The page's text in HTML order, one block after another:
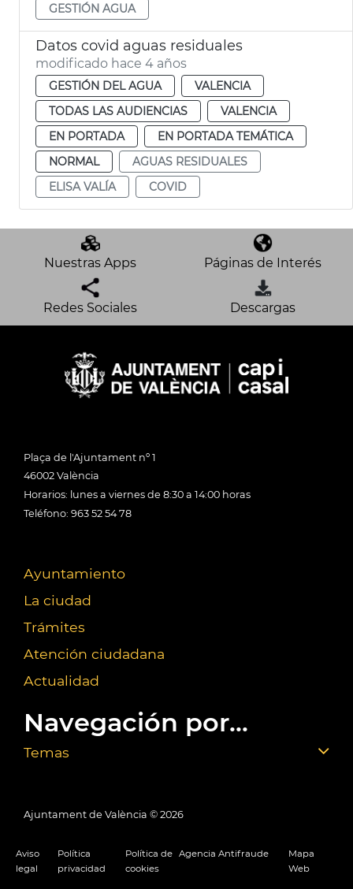
GESTIÓN AGUA
Datos covid aguas residuales
modificado hace 4 años
GESTIÓN DEL AGUA
VALENCIA
TODAS LAS AUDIENCIAS
VALENCIA
EN PORTADA
EN PORTADA TEMÁTICA
NORMAL
AGUAS RESIDUALES
ELISA VALÍA
COVID
Nuestras Apps Páginas de Interés
Redes Sociales Descargas
Plaça de l'Ajuntament nº 1
46002 València
Horarios: lunes a viernes de 8:30 a 14:00 horas
Teléfono: 963 52 54 78
Ayuntamiento
La ciudad
Trámites
Atención ciudadana
Actualidad
Navegación por...
Temas
Ajuntament de València © 2026
Aviso
legal
Política
privacidad
Política de
cookies
Agencia Antifraude
Mapa
Web